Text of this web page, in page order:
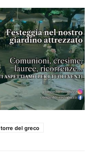
torre del greco